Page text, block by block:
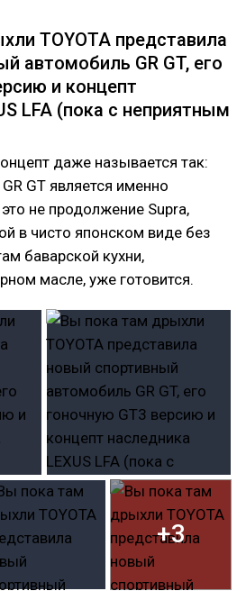
TOYOTA представила
автомобиль GR GT, его
и концепт
LFA (пока с неприятным
даже называется так:
GR GT является именно
не продолжение Supra,
в чисто японском виде без
баварской кухни,
масле, уже готовится.
+3